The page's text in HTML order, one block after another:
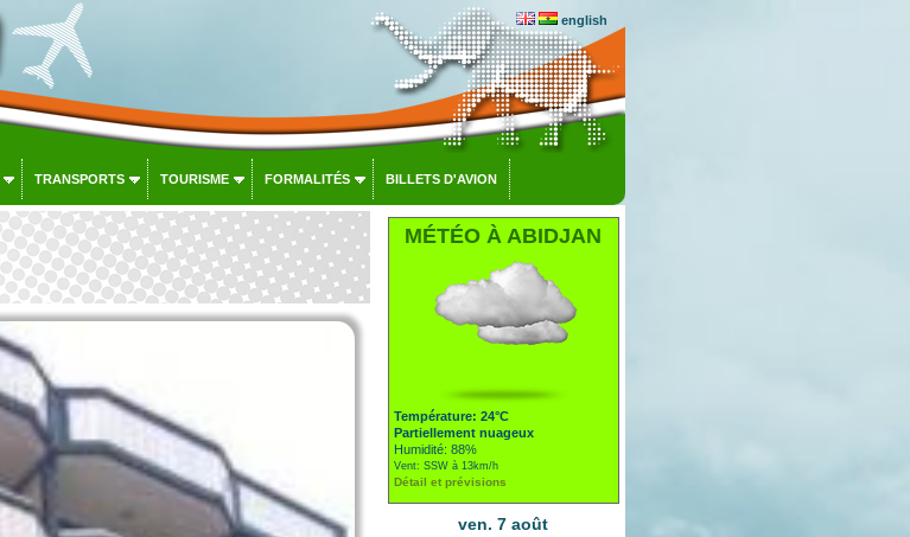
english
TRANSPORTS TOURISME FORMALITÉS BILLETS D'AVION
MÉTÉO À ABIDJAN
Température: 24°C
Partiellement nuageux
Humidité: 88%
Vent: SSW à 13km/h
Détail et prévisions
ven. 7 août